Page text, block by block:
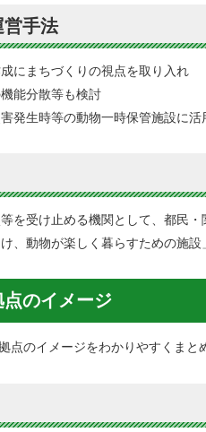
営手法
にまちづくりの視点を取り入れ
能分散等も検討
発生時等の動物一時保管施設に活
を受け止める機関として、都民
、動物が楽しく暮らすための施設
のイメージ
点のイメージをわかりやすくまと